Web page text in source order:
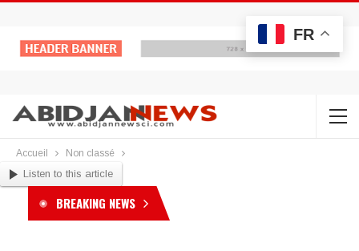
Accueil Non classé
Listen to this article
BREAKING NEWS
FR